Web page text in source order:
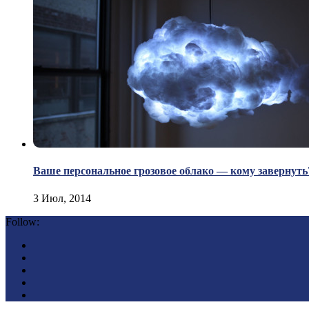
Ваше персональное грозовое облако — кому
3 Июл, 2014
Follow: